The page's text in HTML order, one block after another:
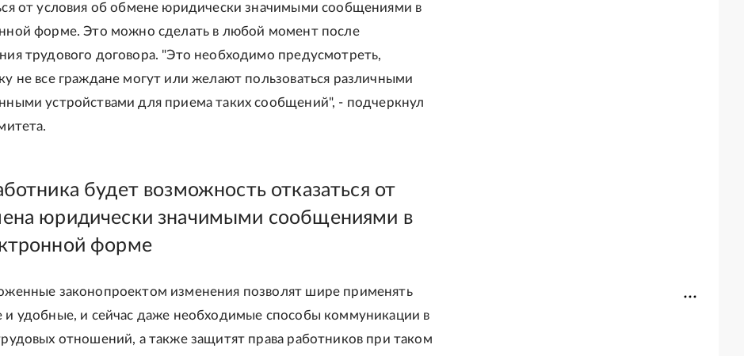
от условия об обмене юридически значимыми сообщениями в
форме. Это можно сделать в любой момент после
трудового договора. "Это необходимо предусмотреть,
не все граждане могут или желают пользоваться различными
устройствами для приема таких сообщений", - подчеркнул
будет возможность отказаться от
юридически значимыми сообщениями в
форме
законопроектом изменения позволят шире применять
и удобные, и сейчас даже необходимые способы коммуникации в
отношений, а также защитят права работников при таком